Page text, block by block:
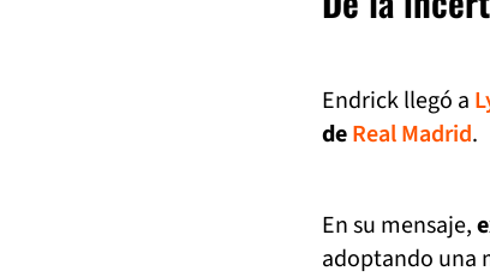
Endrick llegó a
deReal Madrid.
En su mensaje,
adoptando una